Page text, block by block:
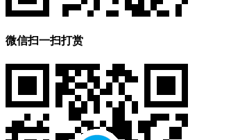
微信扫一扫打赏